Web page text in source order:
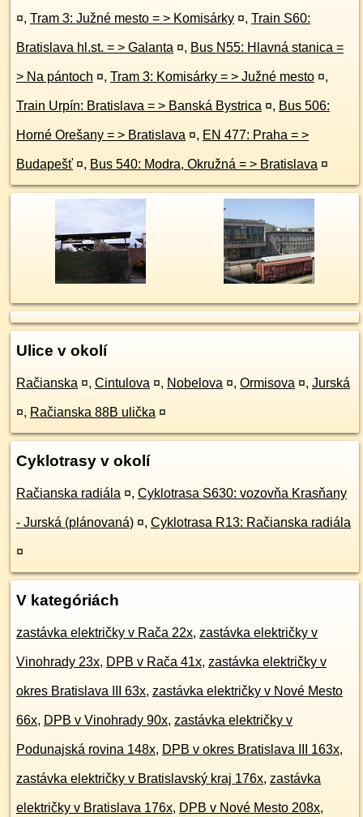
¤, Tram 3: Južné mesto = > Komisárky ¤, Train S60:
Bratislava hl.st. = > Galanta ¤, Bus N55: Hlavná stanica =
> Na pántoch ¤, Tram 3: Komisárky = > Južné mesto ¤,
Train Urpín: Bratislava = > Banská Bystrica ¤, Bus 506:
Horné Orešany = > Bratislava ¤, EN 477: Praha = >
Budapešť ¤, Bus 540: Modra, Okružná = > Bratislava ¤
Ulice v okolí
Račianska ¤, Cintulova ¤, Nobelova ¤, Ormisova ¤, Jurská
¤, Račianska 88B ulička ¤
Cyklotrasy v okolí
Račianska radiála ¤, Cyklotrasa S630: vozovňa Krasňany
- Jurská (plánovaná) ¤, Cyklotrasa R13: Račianska radiála
¤
V kategóriách
zastávka električky v Rača 22x, zastávka električky v
Vinohrady 23x, DPB v Rača 41x, zastávka električky v
okres Bratislava III 63x, zastávka električky v Nové Mesto
66x, DPB v Vinohrady 90x, zastávka električky v
Podunajská rovina 148x, DPB v okres Bratislava III 163x,
zastávka električky v Bratislavský kraj 176x, zastávka
električky v Bratislava 176x, DPB v Nové Mesto 208x,